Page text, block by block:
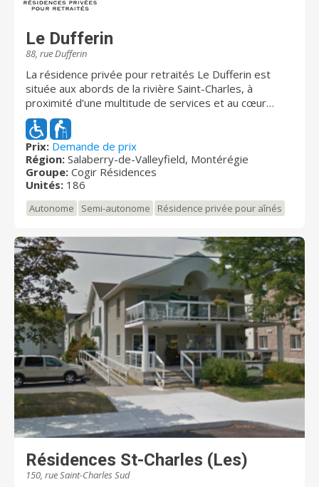
Le Dufferin
88, rue Dufferin
La résidence privée pour retraités Le Dufferin est
située aux abords de la rivière Saint-Charles, à
proximité d’une multitude de services et au cœur
d’une ville allumée, Salaberry-de-Valleyfield. La
terrasse saura vous ravir et accueillir vos invités lors
des belles journées d’été. Des échanges et des rires
dans un environnement agréable sont au rendez-vous.
Prix: Demande de prix
Région: Salaberry-de-Valleyfield, Montérégie
Groupe: Cogir Résidences
Unités: 186
Autonome Semi-autonome Résidence privée pour aînés
Résidences St-Charles (Les)
150, rue Saint-Charles Sud